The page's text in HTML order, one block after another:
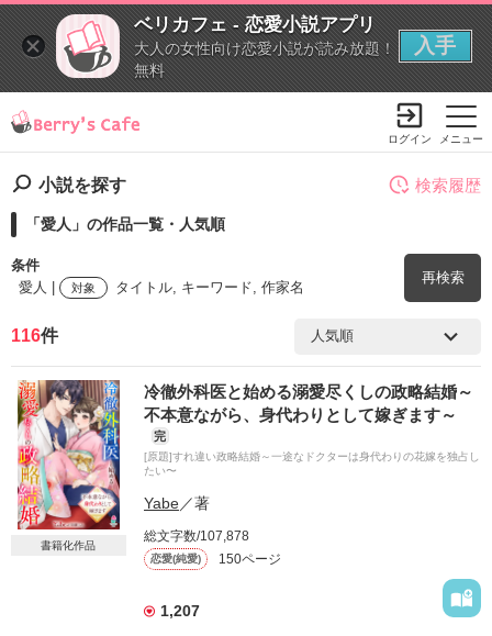
ベリカフェ - 恋愛小説アプリ
大人の女性向け恋愛小説が読み放題！
無料
入手
メニュー
ログイン
小説を探す
「愛人」の作品一覧・人気順
条件
愛人 |
対象 タイトル, キーワード, 作家名
再検索
検索ワード
を含む
を除く
詳しく検索
検索対象
検索履歴
116件
書籍化作品
冷徹外科医と始める溺愛尽くしの政略結婚～
不本意ながら、身代わりとして嫁ぎます～
完
[原題]すれ違い政略結婚～一途なドクターは身代わりの花嫁を独占し
たい〜
Yabe／著
総文字数/107,878
恋愛(純愛) 150ページ
1,207